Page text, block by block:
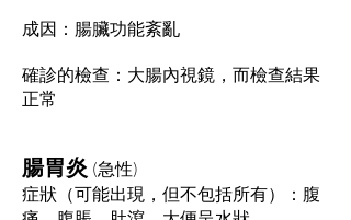
成因：腸臟功能紊亂
確診的檢查：大腸內視鏡，而檢查結果
正常
腸胃炎 (急性)
症狀 （可能出現，但不包括所有）： 腹